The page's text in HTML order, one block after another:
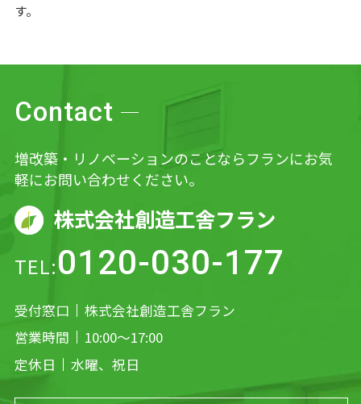
す。
Contact
増改築・リノベーションのことならフランにお気
軽にお問い合わせください。
株式会社創造工舎フラン
TEL:0120-030-177
受付窓口
株式会社創造工舎フラン
営業時間
10:00～17:00
定休日
水曜、祝日